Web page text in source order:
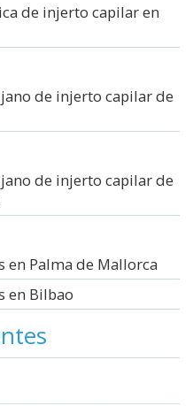
de injerto capilar en
de injerto capilar de
de injerto capilar de
en Palma de Mallorca
en Bilbao